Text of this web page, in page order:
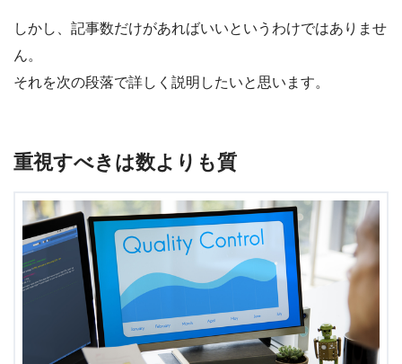
しかし、記事数だけがあればいいというわけではありませ
ん。
それを次の段落で詳しく説明したいと思います。
重視すべきは数よりも質